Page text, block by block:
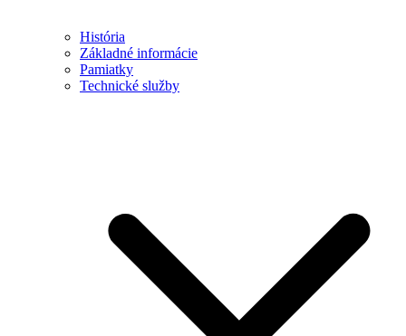
História
Základné informácie
Pamiatky
Technické služby